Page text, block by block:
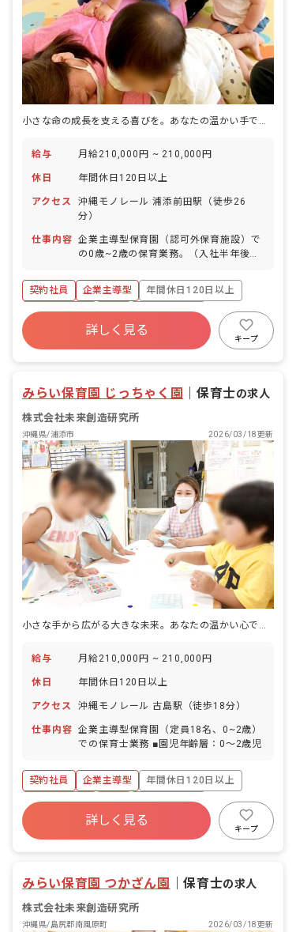
小さな命の成長を支える喜びを。あなたの温かい手で未来を育みませんか？
給与 月給210,000円 ~ 210,000円
休日 年間休日120日以上
アクセス
沖縄モノレール 浦添前田駅（徒歩26
分）
仕事内容 企業主導型保育園（認可外保育施設）で
の0歳~2歳の保育業務。（入社半年後正
～2歳児
契約社員 企業主導型
年間休日120日以上
社会保険完備
有給
福利厚生充実
産休育休制度
詳しく見る
キープ
みらい保育園 じっちゃく園 保育士の求人
株式会社未来創造研究所
沖縄県/浦添市 2026/03/18更新
給与 月給210,000円 ~ 210,000円
休日 年間休日120日以上
アクセス 沖縄モノレール 古島駅（徒歩18分）
仕事内容 企業主導型保育園（定員18名、0~2歳）
での保育士業務 ■園児年齢層：0～2歳児
契約社員 企業主導型
年間休日120日以上
社会保険完備
有給
福利厚生充実
産休育休制度
詳しく見る
キープ
みらい保育園 つかざん園 ｜保育士の求人
株式会社未来創造研究所
沖縄県/島尻郡南風原町 2026/03/18更新